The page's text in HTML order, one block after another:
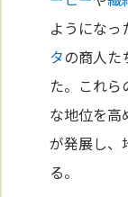
ようになっ
タの商人た
た。これら
な地位を高
が発展し、
る。